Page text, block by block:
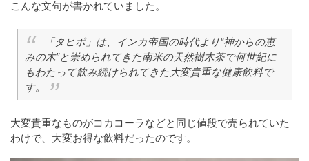
こんな文句が書かれていました。
「タヒボ」は、インカ帝国の時代より“神からの恵
みの木”と崇められてきた南米の天然樹木茶で何世紀に
もわたって飲み続けられてきた大変貴重な健康飲料で
す。
大変貴重なものがコカコーラなどと同じ値段で売られていた
わけで、大変お得な飲料だったのです。